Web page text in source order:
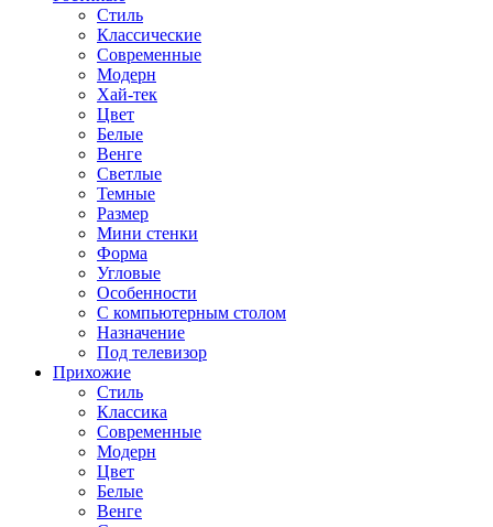
Стиль
Классические
Современные
Модерн
Хай-тек
Цвет
Белые
Венге
Светлые
Темные
Размер
Мини стенки
Форма
Угловые
Особенности
С компьютерным столом
Назначение
Под телевизор
Прихожие
Стиль
Классика
Современные
Модерн
Цвет
Белые
Венге